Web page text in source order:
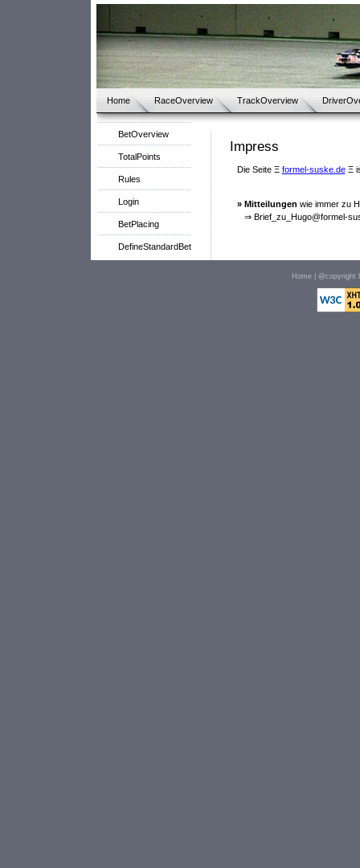
Home RaceOverview TrackOverview
BetOverview
TotalPoints
Rules
Login
BetPlacing
DefineStandardBet
Impress
Die Seite Ξ formel-suske.deΞ
» Mitteilungen wie immer zu
⇒ Brief_zu_Hugo@formel-
Home |